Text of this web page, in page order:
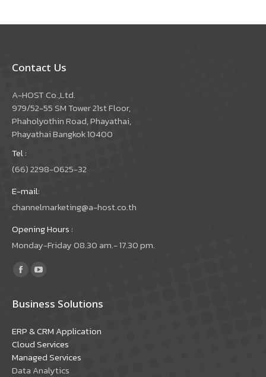
Contact Us
A-HOST Co.,Ltd.
979/52-55 SM Tower 21st Floor,
Phaholyothin Road, Phayathai,
Phayathai Bangkok 10400
Tel :
(66) 2298-0625-32
E-mail:
channelmarketing@a-host.co.th
Opening Hours :
Monday-Friday 08.30 am.- 17.30 pm.
Find us on:
Facebook
opens
new
window
YouTube
opens
new
window
Business Solutions
ERP & CRM Application
Cloud Services
Managed Services
Data Analytics